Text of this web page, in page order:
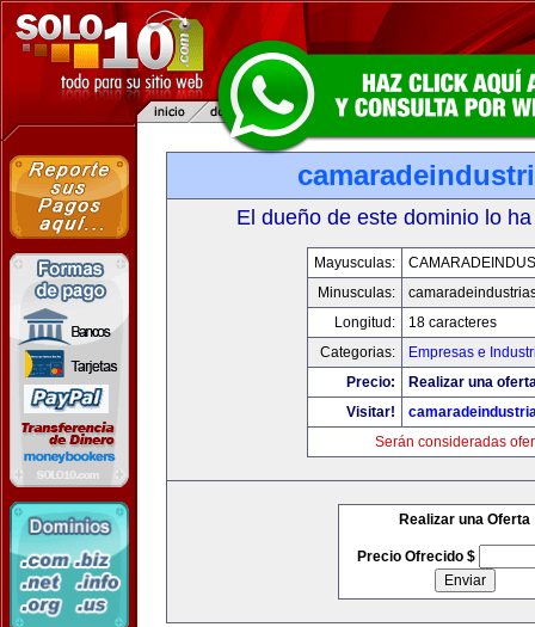
El dueño de este dominio lo
Mayusculas:
Minusculas:
Longitud:
18 caracteres
Categorias:
Empresas e
Precio:
Realizar una
Visitar!
Serán consideradas
Realizar una Oferta
Precio Ofrecido $